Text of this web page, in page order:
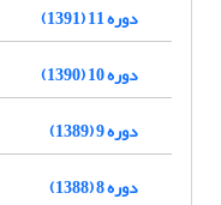
دوره 11 (1391)
دوره 10 (1390)
دوره 9 (1389)
دوره 8 (1388)